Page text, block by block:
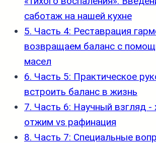
саботаж на нашей кухне
5. Часть 4: Реставрация
возвращаем баланс с
масел
6. Часть 5: Практическое
встроить баланс в жизнь
7. Часть 6: Научный взгляд -
отжим vs рафинация
8. Часть 7: Специальные